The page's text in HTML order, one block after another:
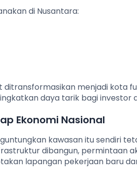
di Nusantara:
menjadi kota
daya tarik bagi investor
Ekonomi Nasional
kawasan itu sendiri
dibangun, permintaan
lapangan pekerjaan baru